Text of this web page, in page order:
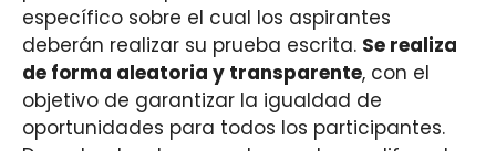
específico sobre el cual los aspirantes
deberán realizar su prueba escrita. Se realiza
de forma aleatoria y transparente, con el
objetivo de garantizar la igualdad de
oportunidades para todos los participantes.